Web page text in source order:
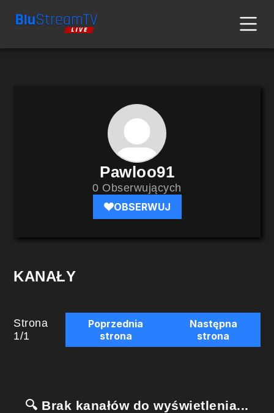
Pawloo91
0 Obserwujących
OBSERWUJ
KANAŁY
Strona
1/1
Poprzednia
strona
Następna
strona
🔍 Brak kanałów do wyświetlenia...